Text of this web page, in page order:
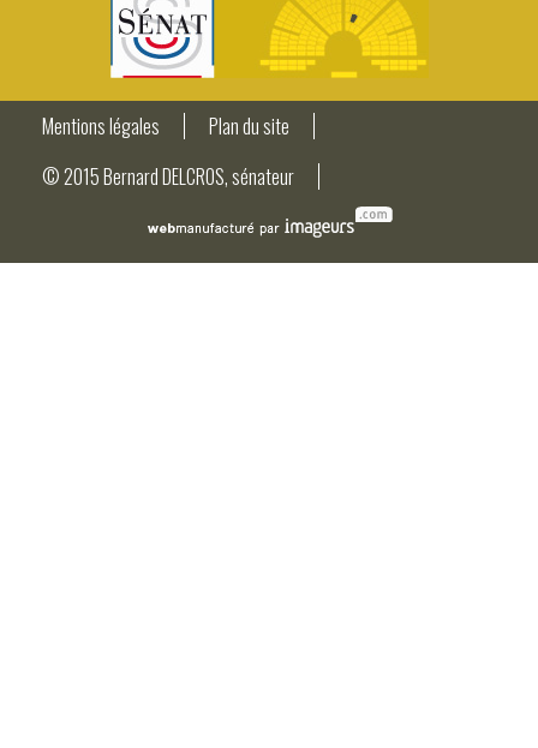
Mentions légales
Plan du site
© 2015 Bernard DELCROS, sénateur